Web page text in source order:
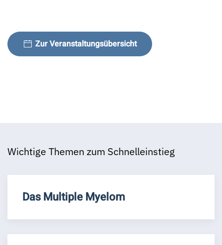
Zur Veranstaltungsübersicht
Wichtige Themen zum Schnelleinstieg
Das Multiple Myelom